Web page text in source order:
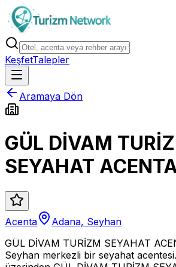
KeşfetTalepler
Aramaya Dön
GÜL DİVAM
SEYAHAT
Acenta
Adana, Seyhan
GÜL DİVAM TURİZM SEYAHAT
Seyhan merkezli bir seyahat